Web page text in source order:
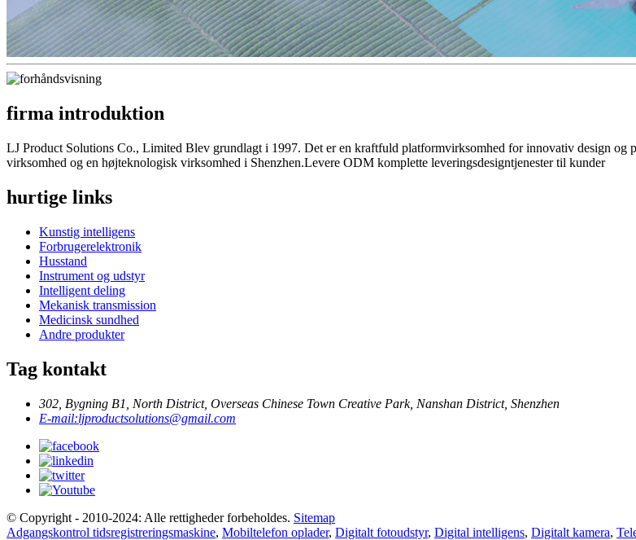
firma introduktion
LJ Product Solutions Co., Limited Blev grundlagt i 1997. Det er en kraftfuld platformvirksomhed for innovativ design
virksomhed og en højteknologisk virksomhed i Shenzhen.Levere ODM komplette leveringsdesigntjenester til kunder
hurtige links
Kunstig intelligens
Forbrugerelektronik
Husstand
Instrument og udstyr
Intelligent deling
Mekanisk transmission
Medicinsk sundhed
Andre produkter
Tag kontakt
302, Bygning B1, North District, Overseas Chinese Town Creative Park, Nanshan District, Shenzhen
E-mail:ljproductsolutions@gmail.com
© Copyright - 2010-2024: Alle rettigheder forbeholdes. Sitemap
Adgangskontrol tidsregistreringsmaskine, Mobiltelefon oplader, Digitalt fotoudstyr, Digital intelligens, Digitalt kamera,